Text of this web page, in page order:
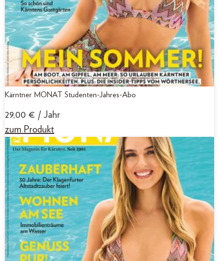
Kärntner MONAT Studenten-Jahres-Abo
29,00 € / Jahr
zum Produkt